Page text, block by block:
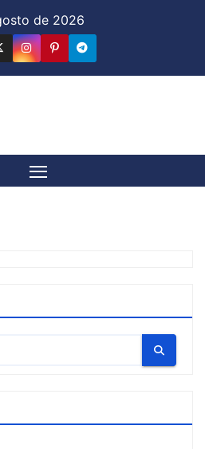
de 2026